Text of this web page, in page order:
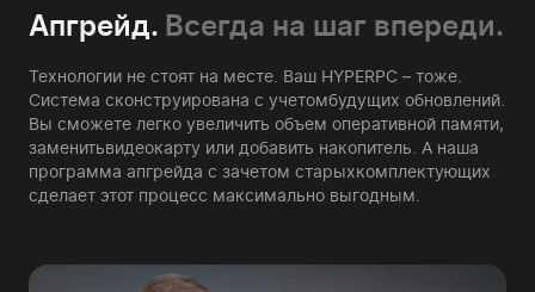
Апгрейд. Всегда на шаг впереди.
Технологии не стоят на месте. Ваш HYPERPC – тоже.
Система сконструирована с учетомбудущих обновлений.
Вы сможете легко увеличить объем оперативной памяти,
заменитьвидеокарту или добавить накопитель. А наша
программа апгрейда с зачетом старыхкомплектующих
сделает этот процесс максимально выгодным.